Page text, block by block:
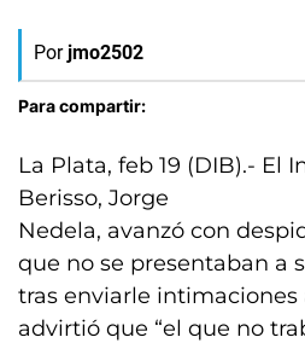
Por jmo2502
Para compartir:
La Plata, feb 19 (DIB).- El
Berisso, Jorge
Nedela, avanzó con
que no se presentaban a
tras enviarle intimaciones
advirtió que “el que no